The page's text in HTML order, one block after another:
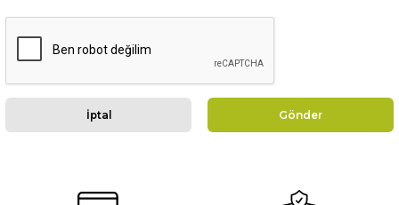
İptal Gönder